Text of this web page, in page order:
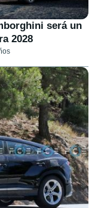
será un
2028